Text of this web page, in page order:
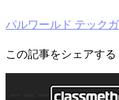
パルワールド テック
この記事をシェアする